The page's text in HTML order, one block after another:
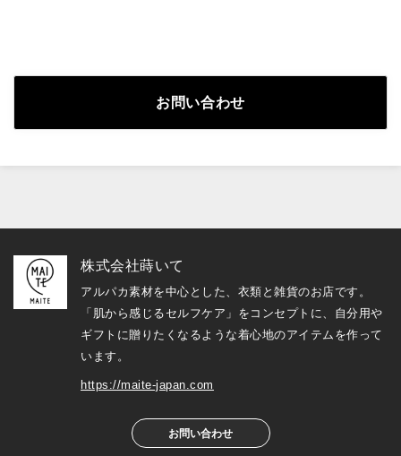
お問い合わせ
株式会社蒔いて
アルパカ素材を中心とした、衣類と雑貨のお店です。
「肌から感じるセルフケア」をコンセプトに、自分用や
ギフトに贈りたくなるような着心地のアイテムを作って
います。
https://maite-japan.com
お問い合わせ